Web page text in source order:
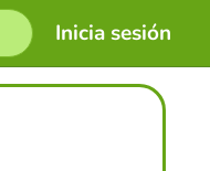
Inicia sesión